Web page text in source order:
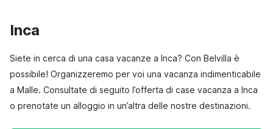
Inca
Siete in cerca di una casa vacanze a Inca? Con Belvilla è
possibile! Organizzeremo per voi una vacanza indimenticabile
a Malle. Consultate di seguito l’offerta di case vacanza a Inca
o prenotate un alloggio in un’altra delle nostre destinazioni.